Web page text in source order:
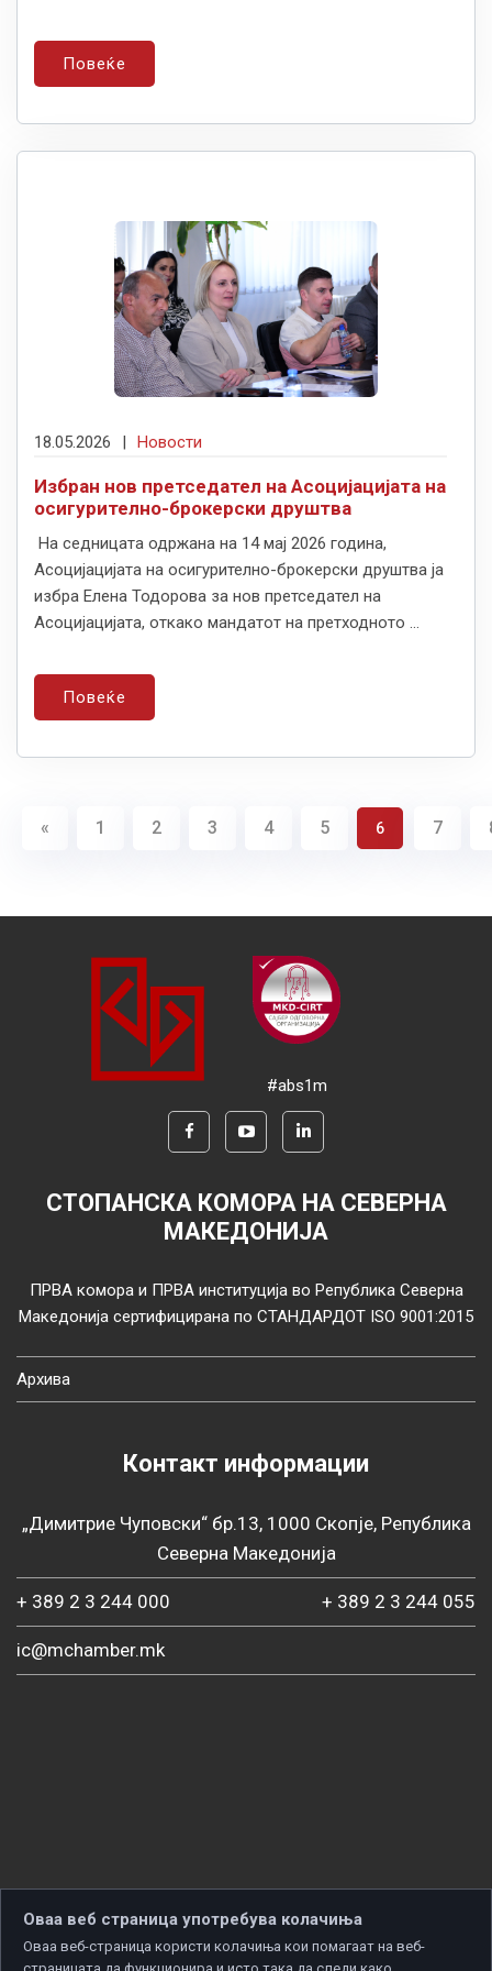
Повеќе
18.05.2026 | Новости
Избран нов претседател на Асоцијацијата на
осигурително-брокерски друштва
На седницата одржана на 14 мај 2026 година,
Асоцијацијата на осигурително-брокерски друштва ја
избра Елена Тодорова за нов претседател на
Асоцијацијата, откако мандатот на претходното ...
Повеќе
« 1 2 3 4 5 6 7
#abs1m
СТОПАНСКА КОМОРА НА СЕВЕРНА
МАКЕДОНИЈА
ПРВА комора и ПРВА институција во Република Северна
Македонија сертифицирана по СТАНДАРДОТ ISO 9001:2015
Архива
Контакт информации
„Димитрие Чуповски“ бр.13, 1000 Скопје, Република
Северна Македонија
+ 389 2 3 244 000 + 389 2 3 244 055
ic@mchamber.mk
Оваа веб страница употребува колачиња
Оваа веб-страница користи колачиња кои помагаат на веб-